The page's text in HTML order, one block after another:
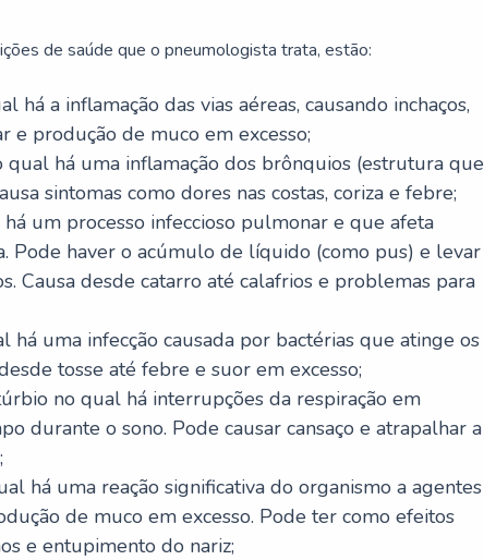
de saúde que o pneumologista trata, estão:
há a inflamação das vias aéreas, causando inchaços,
e produção de muco em excesso;
qual há uma inflamação dos brônquios (estrutura que
sintomas como dores nas costas, coriza e febre;
um processo infeccioso pulmonar e que afeta
Pode haver o acúmulo de líquido (como pus) e levar
Causa desde catarro até calafrios e problemas para
há uma infecção causada por bactérias que atinge os
tosse até febre e suor em excesso;
no qual há interrupções da respiração em
durante o sono. Pode causar cansaço e atrapalhar a
há uma reação significativa do organismo a agentes
de muco em excesso. Pode ter como efeitos
e entupimento do nariz;